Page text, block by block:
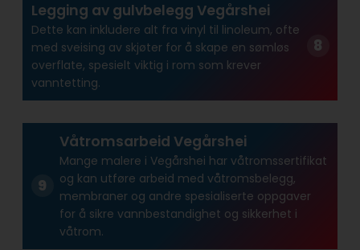
Legging av gulvbelegg Vegårshei
Dette kan inkludere alt fra vinyl til linoleum, ofte
med sveising av skjøter for å skape en sømløs
overflate, spesielt viktig i rom som krever
vanntetting.
Våtromsarbeid Vegårshei
Mange malere i Vegårshei har våtroms­sertifikat
og kan utføre arbeid med våtroms­belegg,
membraner og andre spesialiserte oppgaver
for å sikre vann­bestandighet og sikkerhet i
våtrom.